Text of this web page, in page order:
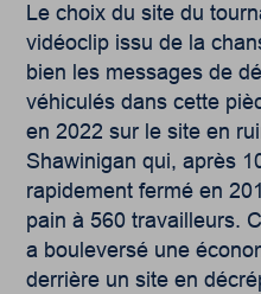
Le choix du site du
vidéoclip issu de la
bien les messages de
véhiculés dans cette
en 2022 sur le site en
Shawinigan qui, après
rapidement fermé en
pain à 560 travailleurs.
a bouleversé une
derrière un site en